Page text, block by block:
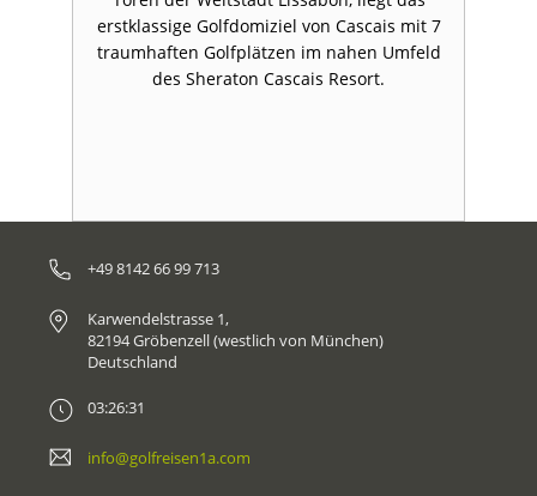
erstklassige Golfdomiziel von Cascais mit 7
traumhaften Golfplätzen im nahen Umfeld
des Sheraton Cascais Resort.
+49 8142 66 99 713
Karwendelstrasse 1,
82194 Gröbenzell (westlich von München)
Deutschland
03:26:31
info@golfreisen1a.com